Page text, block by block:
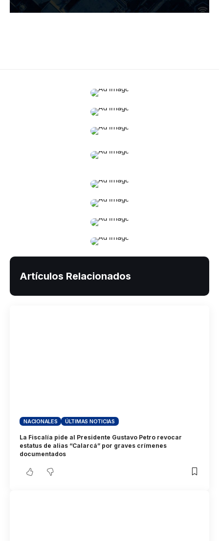
Artículos Relacionados
NACIONALES ÚLTIMAS NOTICIAS
La Fiscalía pide al Presidente Gustavo Petro revocar
estatus de alias “Calarcá” por graves crímenes
documentados